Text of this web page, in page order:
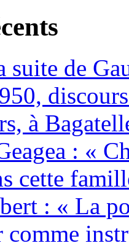
suite de
à
: «
cette
: « La
comme